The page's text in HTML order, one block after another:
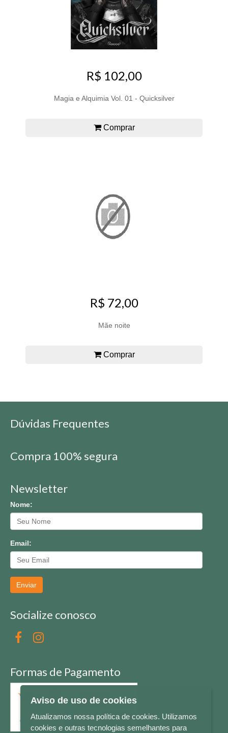
R$ 102,00
Magia e Alquimia Vol. 01 - Quicksilver
Comprar
R$ 72,00
Mãe noite
Comprar
Dúvidas Frequentes
Compra 100% segura
Newsletter
Nome:
Email:
Enviar
Socialize conosco
Formas de Pagamento
Aviso de uso de cookies
Atualizamos nossa política de cookies. Utilizamos
cookies e outras tecnologias semelhantes para